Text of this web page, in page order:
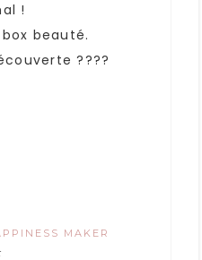
!
beauté.
????
MAKER